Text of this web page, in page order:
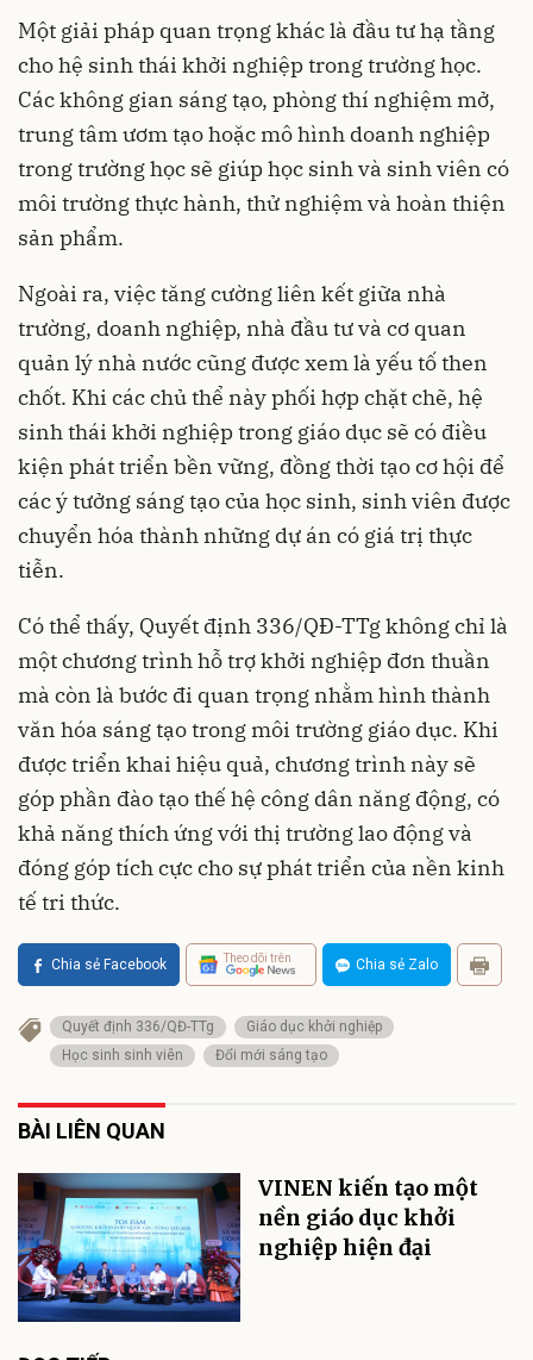
Một giải pháp quan trọng khác là đầu tư hạ tầng
cho hệ sinh thái khởi nghiệp trong trường học.
Các không gian sáng tạo, phòng thí nghiệm mở,
trung tâm ươm tạo hoặc mô hình doanh nghiệp
trong trường học sẽ giúp học sinh và sinh viên có
môi trường thực hành, thử nghiệm và hoàn thiện
sản phẩm.
Ngoài ra, việc tăng cường liên kết giữa nhà
trường, doanh nghiệp, nhà đầu tư và cơ quan
quản lý nhà nước cũng được xem là yếu tố then
chốt. Khi các chủ thể này phối hợp chặt chẽ, hệ
sinh thái khởi nghiệp trong giáo dục sẽ có điều
kiện phát triển bền vững, đồng thời tạo cơ hội để
các ý tưởng sáng tạo của học sinh, sinh viên được
chuyển hóa thành những dự án có giá trị thực
tiễn.
Có thể thấy, Quyết định 336/QĐ-TTg không chỉ là
một chương trình hỗ trợ khởi nghiệp đơn thuần
mà còn là bước đi quan trọng nhằm hình thành
văn hóa sáng tạo trong môi trường giáo dục. Khi
được triển khai hiệu quả, chương trình này sẽ
góp phần đào tạo thế hệ công dân năng động, có
khả năng thích ứng với thị trường lao động và
đóng góp tích cực cho sự phát triển của nền kinh
tế tri thức.
Chia sẻ Facebook Theo dõi trên Chia sẻ Zalo
Quyết định 336/QĐ-TTg
Giáo dục khởi nghiệp
Học sinh sinh viên
Đổi mới sáng tạo
BÀI LIÊN QUAN
VINEN kiến tạo một
nền giáo dục khởi
nghiệp hiện đại